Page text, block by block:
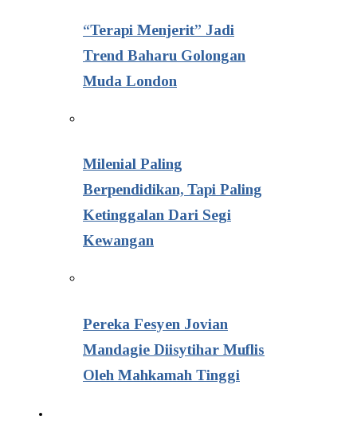
“Terapi Menjerit” Jadi
Trend Baharu Golongan
Muda London
Milenial Paling
Berpendidikan, Tapi Paling
Ketinggalan Dari Segi
Kewangan
Pereka Fesyen Jovian
Mandagie Diisytihar Muflis
Oleh Mahkamah Tinggi